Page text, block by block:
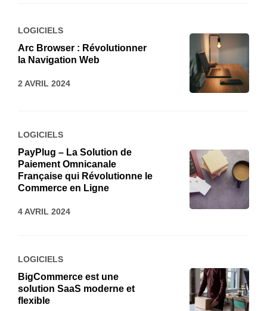
LOGICIELS
Arc Browser : Révolutionner
la Navigation Web
2 AVRIL 2024
LOGICIELS
PayPlug – La Solution de
Paiement Omnicanale
Française qui Révolutionne le
Commerce en Ligne
4 AVRIL 2024
LOGICIELS
BigCommerce est une
solution SaaS moderne et
flexible